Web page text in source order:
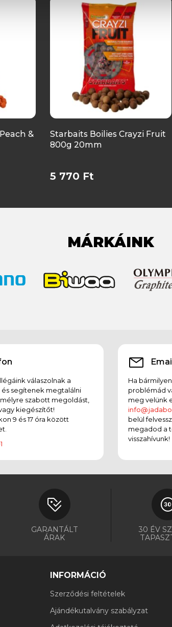
&
Starbaits Boilies Crayzi Fruit
800g 20mm
5 770 Ft
MÁRKÁINK
válaszolnak a
segítenek megtalálni
szabott megoldást,
kiegészítőt!
9 és 17 óra között
Ha
problémád
meg velünk
belül
megadod a
visszahívunk!
GARANTÁLT
ÁRAK
30 ÉV
INFORMÁCIÓ
Szerződési feltételek
Ajándékutalvány szabályzat